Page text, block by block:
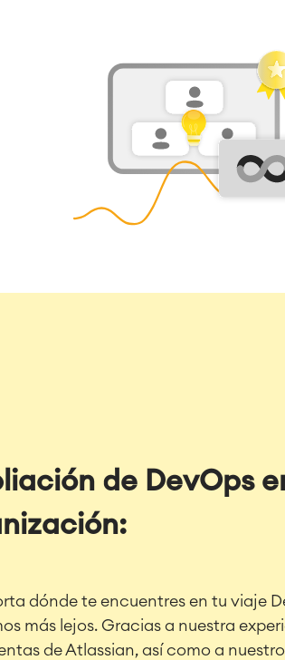
de DevOps
dónde te encuentres en tu viaje
más lejos. Gracias a nuestra
de Atlassian, así como a